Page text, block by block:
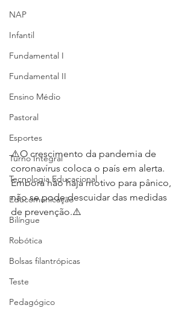
NAP
Infantil
Fundamental I
Fundamental II
Ensino Médio
Pastoral
Esportes
Turno Integral
Tecnologia Educacional
Educomunicação
Bilíngue
Robótica
Bolsas filantrópicas
Teste
Pedagógico
⚠️O crescimento da pandemia de
coronavírus coloca o país em alerta.
Embora não haja motivo para pânico,
não se pode descuidar das medidas
de prevenção.⚠️